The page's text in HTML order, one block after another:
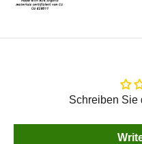
Schreiben Sie